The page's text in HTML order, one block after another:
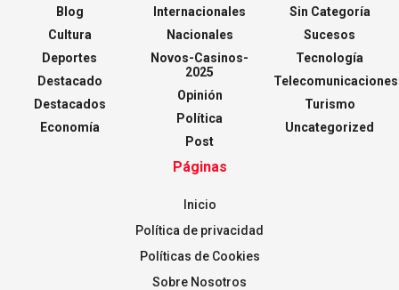
Blog
Cultura
Deportes
Destacado
Destacados
Economía
Internacionales
Nacionales
Novos-Casinos-
2025
Opinión
Política
Post
Sin Categoría
Sucesos
Tecnología
Telecomunicaciones
Turismo
Uncategorized
Páginas
Inicio
Política de privacidad
Políticas de Cookies
Sobre Nosotros